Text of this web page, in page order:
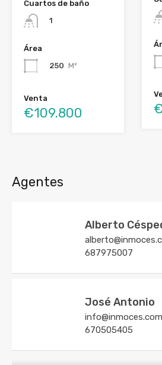
Cuartos de baño
1
Área
250 M²
Venta
€109.800
Agentes
Alberto
687975007
José Antonio
info@inmoces.com
670505405